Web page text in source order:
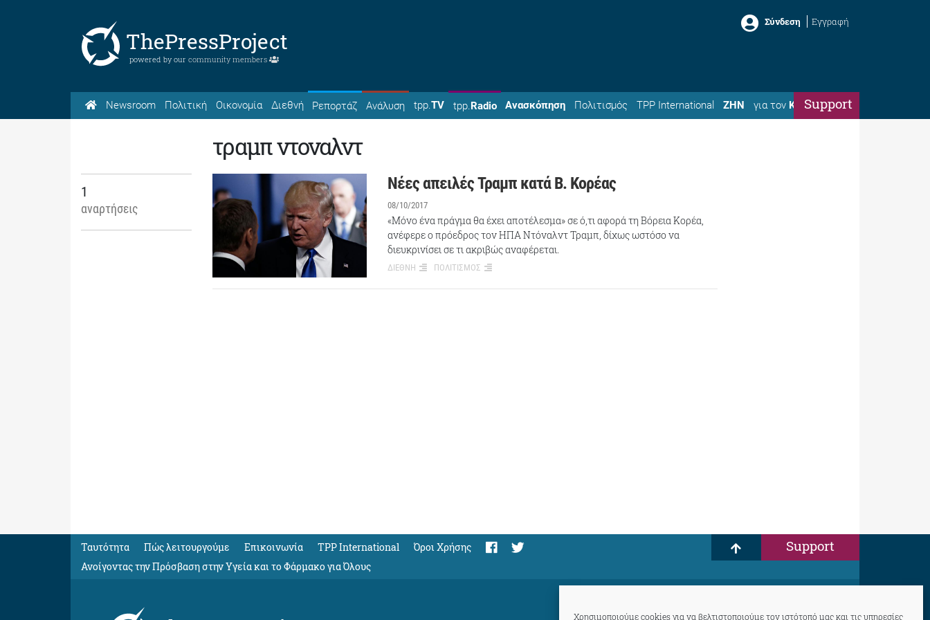
Χρησιμοποιούμε cookies για να βελτιστοποιούμε τον ιστότοπό μας και τις υπηρεσίες
ThePressProject
powered by our community members
Σύνδεση Εγγραφή
Newsroom Πολιτική Οικονομία Διεθνή Ρεπορτάζ Ανάλυση tpp.TV tpp.Radio Ανασκόπηση Πολιτισμός TPP International ΖΗΝ για τον ΚώσταSupport
τραμπ ντοναλντ
1
αναρτήσεις
Νέες απειλές Τραμπ κατά Β. Κορέας
08/10/2017
«Μόνο ένα πράγμα θα έχει αποτέλεσμα» σε ό,τι αφορά τη Βόρεια Κορέα,
ανέφερε ο πρόεδρος τον ΗΠΑ Ντόναλντ Τραμπ, δίχως ωστόσο να
διευκρινίσει σε τι ακριβώς αναφέρεται.
ΔΙΕΘΝΗ ΠΟΛΙΤΙΣΜΟΣ
Ταυτότητα Πώς λειτουργούμε Eπικοινωνία TPP International
Όροι Χρήσης
Ανοίγοντας την Πρόσβαση στην Υγεία και το Φάρμακο για Όλους
Support